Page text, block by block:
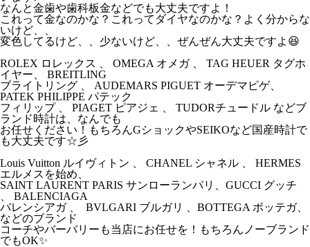
なんと金歯や歯科板金などでも大丈夫ですよ！
これって金なのかな？これってダイヤなのかな？よく分からな
いけど、、
変色してるけど、、少ないけど、、ぜんぜん大丈夫ですよ😆
ROLEX ロレックス 、 OMEGA オメガ 、 TAG HEUER タグホ
イヤー、 BREITLING
ブライトリング 、 AUDEMARS PIGUET オーデマピゲ、
PATEK PHILIPPE パテック
フィリップ 、 PIAGET ピアジェ 、 TUDORチュードル などブ
ランド時計は、なんでも
お任せください！もちろんGショックやSEIKOなど国産時計で
も大丈夫です☆彡
Louis Vuitton ルイヴィトン 、 CHANEL シャネル 、 HERMES
エルメスを始め、
SAINT LAURENT PARIS サンローランパリ、GUCCI グッチ
、 BALENCIAGA
バレンシアガ 、 BVLGARI ブルガリ 、BOTTEGA ボッテガ、
などのブランド
コーチやバーバリーも当店にお任せを！もちろんノーブランド
でもOK✨